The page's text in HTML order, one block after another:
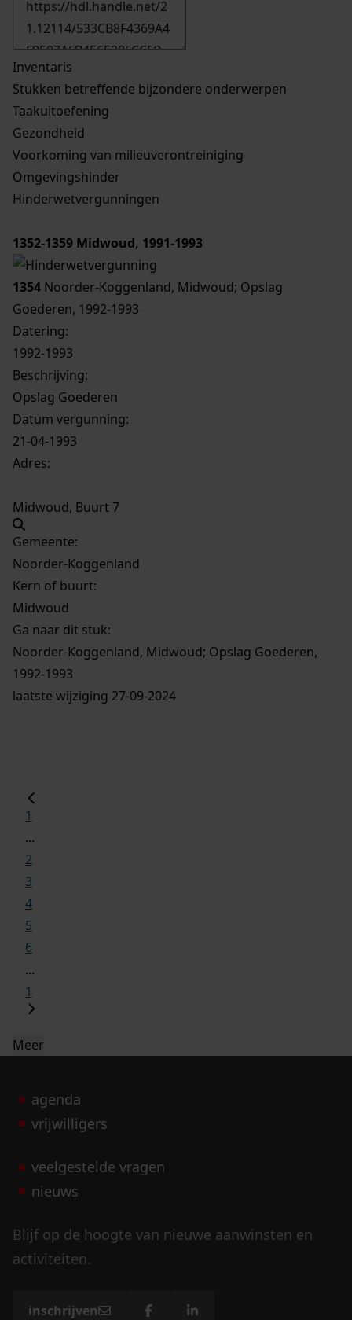
Inventaris
Stukken betreffende bijzondere onderwerpen
Taakuitoefening
Gezondheid
Voorkoming van milieuverontreiniging
Omgevingshinder
Hinderwetvergunningen
1352-1359 Midwoud, 1991-1993
1354 Noorder-Koggenland, Midwoud; Opslag
Goederen, 1992-1993
Datering:
1992-1993
Beschrijving:
Opslag Goederen
Datum vergunning:
21-04-1993
Adres:
Midwoud, Buurt 7
Gemeente:
Noorder-Koggenland
Kern of buurt:
Midwoud
Ga naar dit stuk:
Noorder-Koggenland, Midwoud; Opslag Goederen,
1992-1993
laatste wijziging 27-09-2024
1
...
2
3
4
5
6
...
1
Meer
agenda
vrijwilligers
veelgestelde vragen
nieuws
Blijf op de hoogte van nieuwe aanwinsten en
activiteiten.
inschrijven